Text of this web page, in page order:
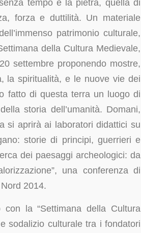
tempo è la pietra, quella di
forza e duttilità. Un materiale
patrimonio culturale,
della Cultura Medievale,
settembre proponendo mostre,
la spiritualità, e le nuove vie dei
fatto di questa terra un luogo di
storia dell’umanità. Domani,
si aprirà ai laboratori didattici su
storie di principi, guerrieri e
dei paesaggi archeologici: da
una conferenza di
2014.
con la “Settimana della Cultura
sodalizio culturale tra i fondatori